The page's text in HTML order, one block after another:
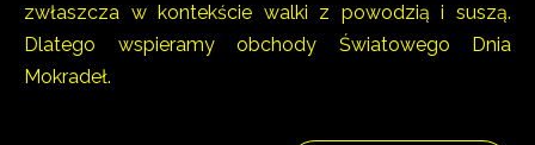
zwłaszcza w kontekście walki z powodzią i suszą.
Dlatego wspieramy obchody Światowego Dnia
Mokradeł.